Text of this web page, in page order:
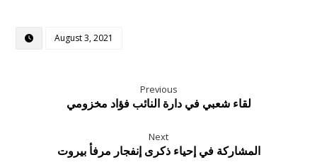
August 3, 2021
Previous
لقاء شعبي في دارة النائب فؤاد مخزومي
Next
المشاركة في إحياء ذكرى إنفجار مرفأ بيروت